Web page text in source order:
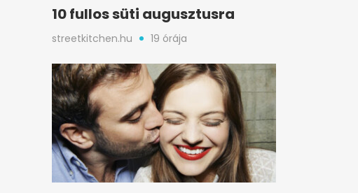
10 fullos süti augusztusra
streetkitchen.hu 19 órája